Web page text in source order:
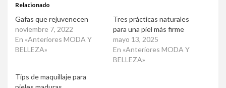
Relacionado
Gafas que rejuvenecen
noviembre 7, 2022
En «Anteriores MODA Y
BELLEZA»
Tres prácticas naturales
para una piel más firme
mayo 13, 2025
En «Anteriores MODA Y
BELLEZA»
Tips de maquillaje para